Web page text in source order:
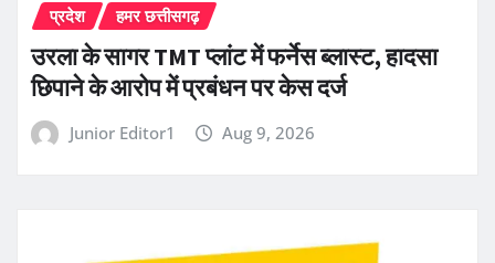
प्रदेश हमर छत्तीसगढ़
उरला के सागर TMT प्लांट में फर्नेस ब्लास्ट, हादसा
छिपाने के आरोप में प्रबंधन पर केस दर्ज
Junior Editor1 Aug 9, 2026